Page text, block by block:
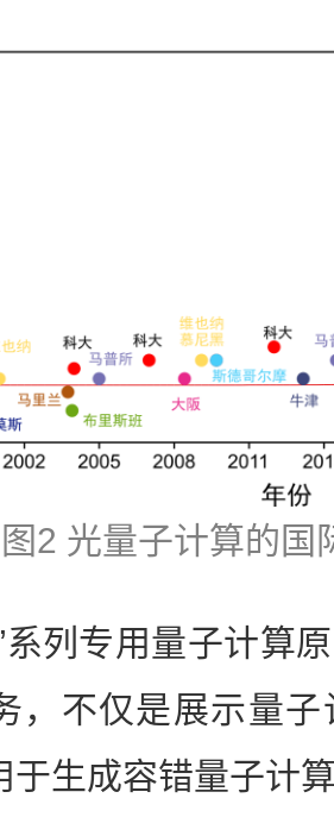
图2 光量子计算的国
列专用量子计算原
，不仅是展示量
于生成容错量子计